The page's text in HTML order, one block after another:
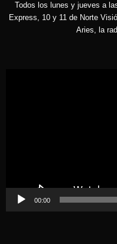
Todos los lunes y jueves a
Express, 10 y 11 de Norte
Aries, la
00:00